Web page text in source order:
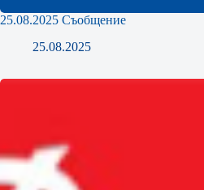
25.08.2025 Съобщение
25.08.2025